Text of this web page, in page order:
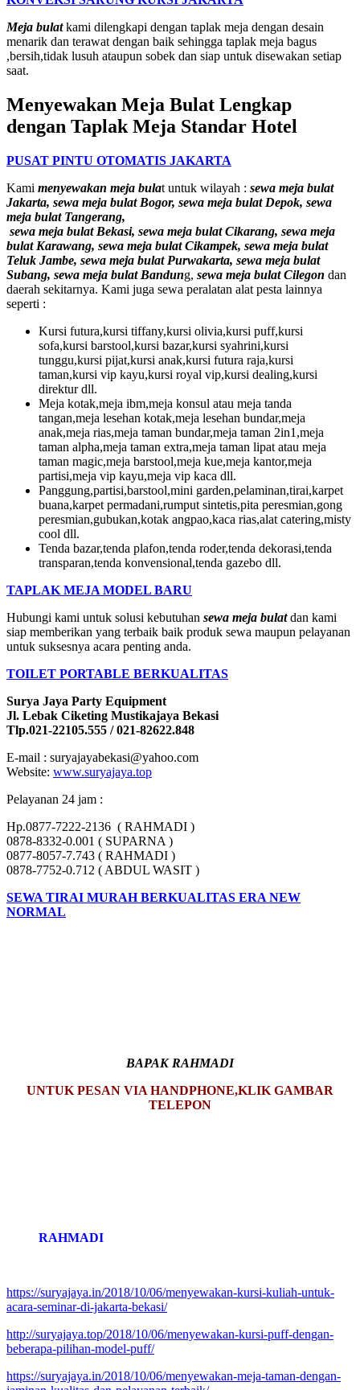
Meja bulatkami dilengkapi dengan taplak meja dengan desain
menarik dan terawat dengan baik sehingga taplak meja bagus
,bersih,tidak lusuh ataupun sobek dan siap untuk disewakan setiap
saat.
Menyewakan Meja Bulat Lengkap
dengan Taplak Meja Standar Hotel
PUSAT PINTU OTOMATIS JAKARTA
Kami menyewakan meja bulat untuk wilayah : sewa meja bulat
Jakarta, sewa meja bulat Bogor, sewa meja bulat Depok, sewa
meja bulat Tangerang,
sewa meja bulat Bekasi, sewa meja bulat Cikarang, sewa meja
bulat Karawang, sewa meja bulat Cikampek, sewa meja bulat
Teluk Jambe, sewa meja bulat Purwakarta, sewa meja bulat
Subang, sewa meja bulat Bandung, sewa meja bulat Cilegon dan
daerah sekitarnya. Kami juga sewa peralatan alat pesta lainnya
seperti :
Kursi futura,kursi tiffany,kursi olivia,kursi puff,kursi
sofa,kursi barstool,kursi bazar,kursi syahrini,kursi
tunggu,kursi pijat,kursi anak,kursi futura raja,kursi
taman,kursi vip kayu,kursi royal vip,kursi dealing,kursi
direktur dll.
Meja kotak,meja ibm,meja konsul atau meja tanda
tangan,meja lesehan kotak,meja lesehan bundar,meja
anak,meja rias,meja taman bundar,meja taman 2in1,meja
taman alpha,meja taman extra,meja taman lipat atau meja
taman magic,meja barstool,meja kue,meja kantor,meja
partisi,meja vip kayu,meja vip kaca dll.
Panggung,partisi,barstool,mini garden,pelaminan,tirai,karpet
buana,karpet permadani,rumput sintetis,pita peresmian,gong
peresmian,gubukan,kotak angpao,kaca rias,alat catering,misty
cool dll.
Tenda bazar,tenda plafon,tenda roder,tenda dekorasi,tenda
transparan,tenda konvensional,tenda gazebo dll.
TAPLAK MEJA MODEL BARU
Hubungi kami untuk solusi kebutuhan sewa meja bulatdan kami
siap memberikan yang terbaik baik produk sewa maupun pelayanan
untuk suksesnya acara penting anda.
TOILET PORTABLE BERKUALITAS
Surya Jaya Party Equipment
Jl. Lebak Ciketing Mustikajaya Bekasi
Tlp.021-22105.555 / 021-82622.848
E-mail : suryajayabekasi@yahoo.com
Website: www.suryajaya.top
Pelayanan 24 jam :
Hp.0877-7222-2136 ( RAHMADI )
0878-8332-0.001 ( SUPARNA )
0877-8057-7.743 ( RAHMADI )
0878-7752-0.712 ( ABDUL WASIT )
SEWA TIRAI MURAH BERKUALITAS ERA NEW
NORMAL
BAPAK RAHMADI
UNTUK PESAN VIA HANDPHONE,KLIK GAMBAR
TELEPON
RAHMADI
https://suryajaya.in/2018/10/06/menyewakan-kursi-kuliah-untuk-
acara-seminar-di-jakarta-bekasi/
http://suryajaya.top/2018/10/06/menyewakan-kursi-puff-dengan-
beberapa-pilihan-model-puff/
https://suryajaya.in/2018/10/06/menyewakan-meja-taman-dengan-